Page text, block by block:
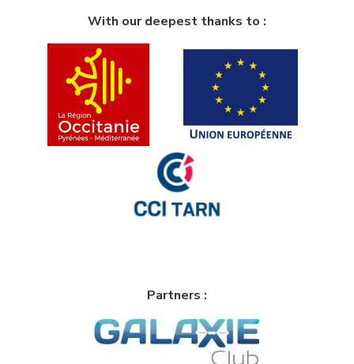
With our deepest thanks to :
Partners :